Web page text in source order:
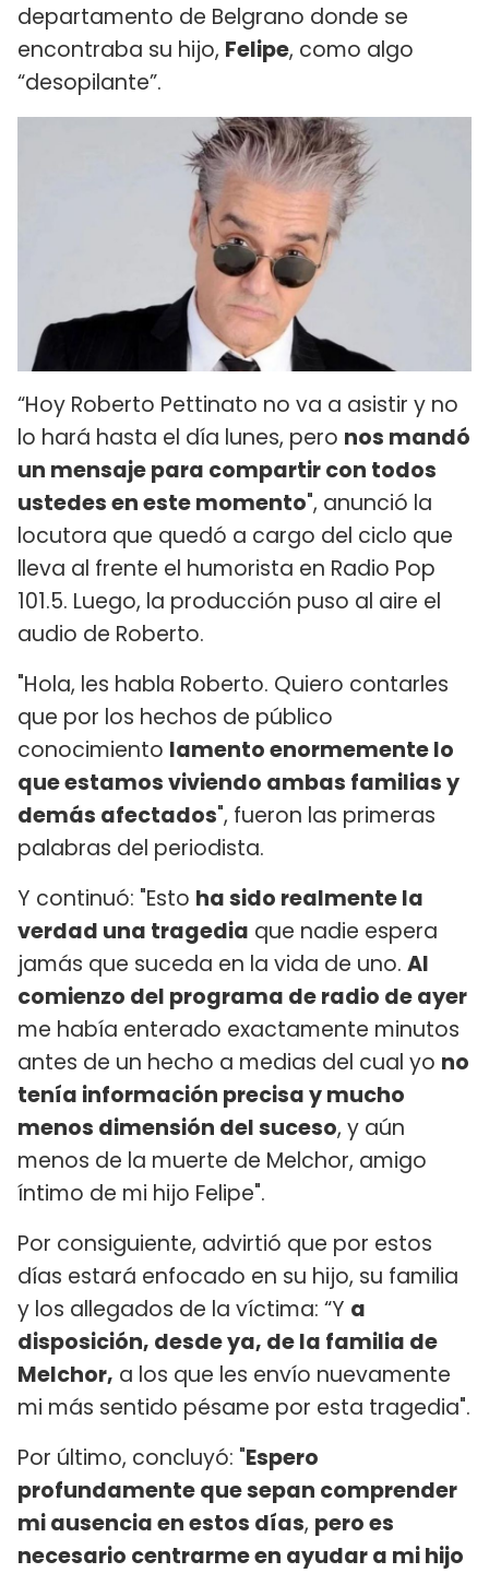
departamento de Belgrano donde se
encontraba su hijo, Felipe, como algo
“desopilante”.
“Hoy Roberto Pettinato no va a asistir y no
lo hará hasta el día lunes, pero nos mandó
un mensaje para compartir con todos
ustedes en este momento", anunció la
locutora que quedó a cargo del ciclo que
lleva al frente el humorista en Radio Pop
101.5. Luego, la producción puso al aire el
audio de Roberto.
"Hola, les habla Roberto. Quiero contarles
que por los hechos de público
conocimiento lamento enormemente lo
que estamos viviendo ambas familias y
demás afectados", fueron las primeras
palabras del periodista.
Y continuó: "Esto ha sido realmente la
verdad una tragedia que nadie espera
jamás que suceda en la vida de uno. Al
comienzo del programa de radio de ayer
me había enterado exactamente minutos
antes de un hecho a medias del cual yo no
tenía información precisa y mucho
menos dimensión del suceso, y aún
menos de la muerte de Melchor, amigo
íntimo de mi hijo Felipe".
Por consiguiente, advirtió que por estos
días estará enfocado en su hijo, su familia
y los allegados de la víctima: “Y a
disposición, desde ya, de la familia de
Melchor, a los que les envío nuevamente
mi más sentido pésame por esta tragedia".
Por último, concluyó: "Espero
profundamente que sepan comprender
mi ausencia en estos días, pero es
necesario centrarme en ayudar a mi hijo